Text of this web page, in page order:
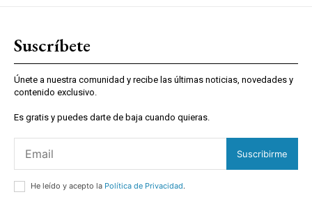
Suscríbete
Únete a nuestra comunidad y recibe las últimas noticias, novedades y
contenido exclusivo.
Es gratis y puedes darte de baja cuando quieras.
Suscribirme
He leído y acepto la Política de Privacidad.